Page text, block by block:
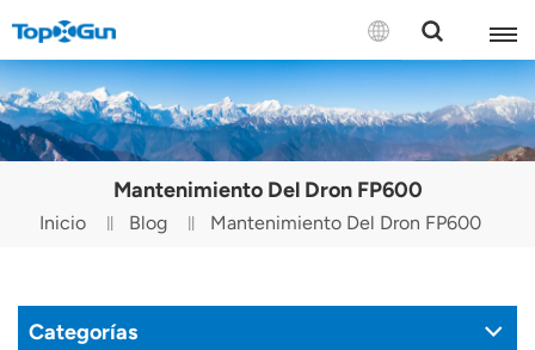
CONTÁCTENOS
English
Español
Português(Portugal)
Mantenimiento Del Dron FP600
Inicio Blog Mantenimiento Del Dron FP600
Categorías